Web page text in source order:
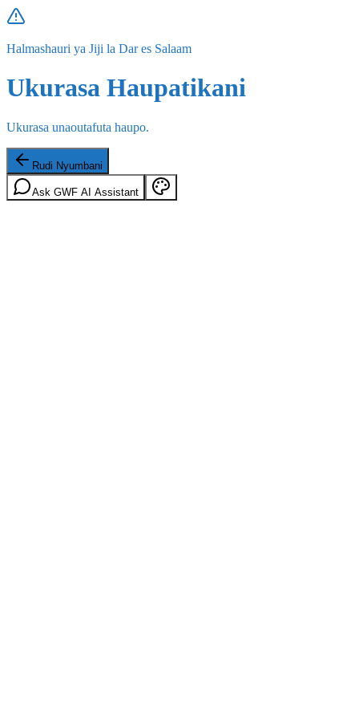
Halmashauri ya Jiji la Dar es Salaam
Ukurasa Haupatikani
Ukurasa unaoutafuta haupo.
Rudi Nyumbani
Ask GWF AI Assistant